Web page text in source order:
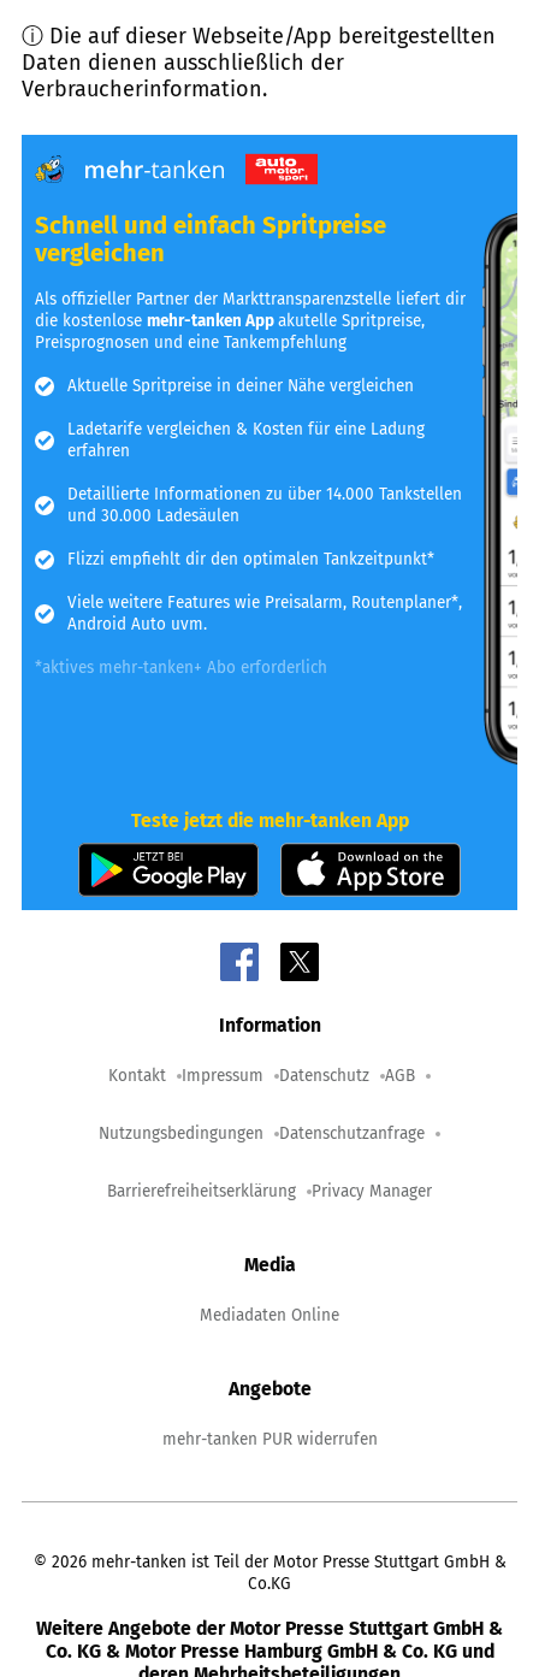
ⓘ Die auf dieser Webseite/App bereitgestellten
Daten dienen ausschließlich der
Verbraucherinformation.
Schnell und einfach Spritpreise
vergleichen
Als offizieller Partner der Markttransparenzstelle liefert dir
die kostenlosemehr-tanken Appakutelle Spritpreise,
Preisprognosen und eine Tankempfehlung
Aktuelle Spritpreise in deiner Nähe vergleichen
Ladetarife vergleichen & Kosten für eine Ladung
erfahren
Detaillierte Informationen zu über 14.000 Tankstellen
und 30.000 Ladesäulen
Flizzi empfiehlt dir den optimalen Tankzeitpunkt*
Viele weitere Features wie Preisalarm, Routenplaner*,
Android Auto uvm.
*aktives mehr-tanken+ Abo erforderlich
Teste jetzt die mehr-tanken App
Information
Kontakt Impressum Datenschutz AGB
Nutzungsbedingungen Datenschutzanfrage
Barrierefreiheitserklärung Privacy Manager
Media
Mediadaten Online
Angebote
mehr-tanken PUR widerrufen
© 2026 mehr-tanken ist Teil der Motor Presse Stuttgart GmbH &
Co.KG
Weitere Angebote der Motor Presse Stuttgart GmbH &
Co. KG & Motor Presse Hamburg GmbH & Co. KG und